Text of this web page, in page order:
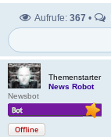
Aufrufe: 367 •
Themenstarter
News Robot
Newsbot
Offline